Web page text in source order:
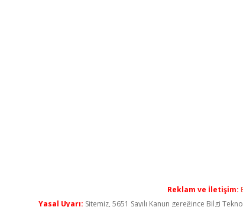
Reklam ve İletişim:
Yasal Uyarı: Sitemiz, 5651 Sayılı Kanun gereğince Bilgi